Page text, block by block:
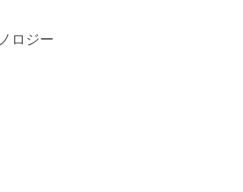
ロジー